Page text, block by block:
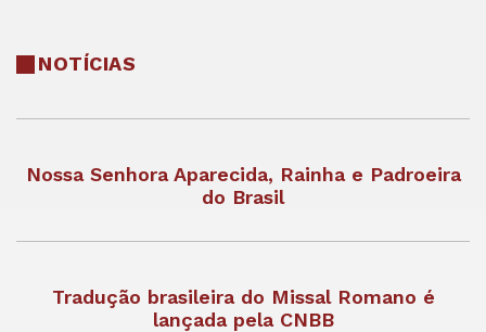
NOTÍCIAS
Nossa Senhora Aparecida, Rainha e Padroeira
do Brasil
Tradução brasileira do Missal Romano é
lançada pela CNBB